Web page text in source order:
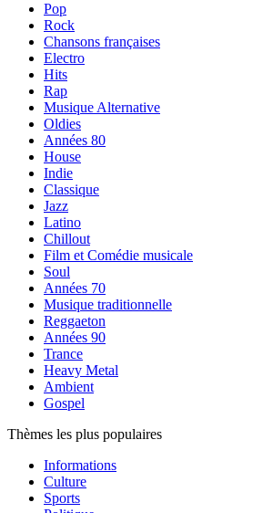
Pop
Rock
Chansons françaises
Electro
Hits
Rap
Musique Alternative
Oldies
Années 80
House
Indie
Classique
Jazz
Latino
Chillout
Film et Comédie musicale
Soul
Années 70
Musique traditionnelle
Reggaeton
Années 90
Trance
Heavy Metal
Ambient
Gospel
Thèmes les plus populaires
Informations
Culture
Sports